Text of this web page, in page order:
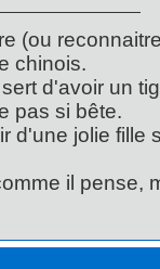
(ou
chinois.
d'avoir un
pas si bête.
d'une jolie fille
il pense,